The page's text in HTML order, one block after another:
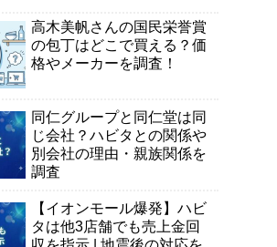
高木美帆さんの国民栄誉賞
の包丁はどこで買える？価
格やメーカーを調査！
同仁グループと同仁堂は同
じ会社？ハビタとの関係や
別会社の理由・親族関係を
調査
【イオンモール爆発】ハビ
タは他3店舗でも売上金回